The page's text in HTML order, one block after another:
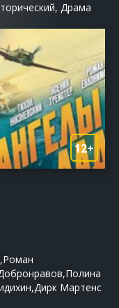
Драма
12+
Мартенс